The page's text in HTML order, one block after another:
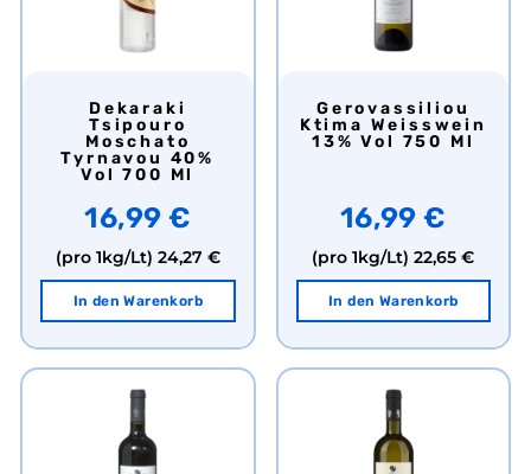
Dekaraki
Tsipouro
Moschato
Tyrnavou 40%
Vol 700 Ml
16,99 €
(pro 1kg/Lt) 24,27 €
In den Warenkorb
Gerovassiliou
Ktima Weisswein
13% Vol 750 Ml
16,99 €
(pro 1kg/Lt) 22,65 €
In den Warenkorb